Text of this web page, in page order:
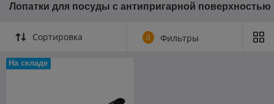
Лопатки для посуды с антипригарной поверхностью
Сортировка 0 Фильтры
На складе